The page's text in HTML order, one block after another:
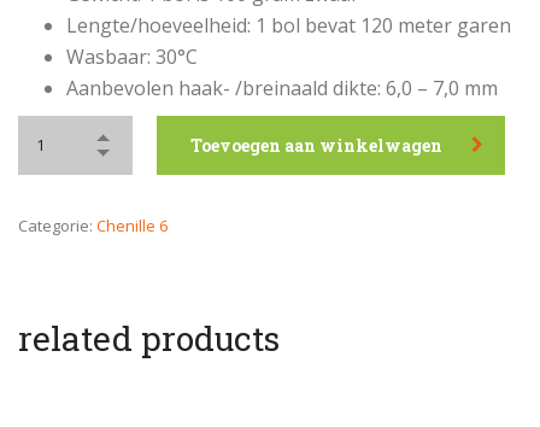
Lengte/hoeveelheid: 1 bol bevat 120 meter garen
Wasbaar: 30°C
Aanbevolen haak- /breinaald dikte: 6,0 – 7,0 mm
Toevoegen aan winkelwagen
Categorie: Chenille 6
related products